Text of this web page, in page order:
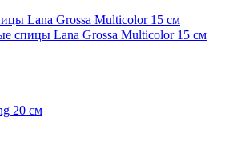
спицы Lana Grossa Multicolor 15 см
20 см